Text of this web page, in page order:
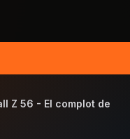
Z 56 - El complot de